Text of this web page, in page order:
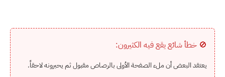
🚫 خطأ شائع يقع فيه الكثيرون:
يعتقد البعض أن ملء الصفحة الأولى بالرصاص مقبول ثم يحبرونه لاحقاً.